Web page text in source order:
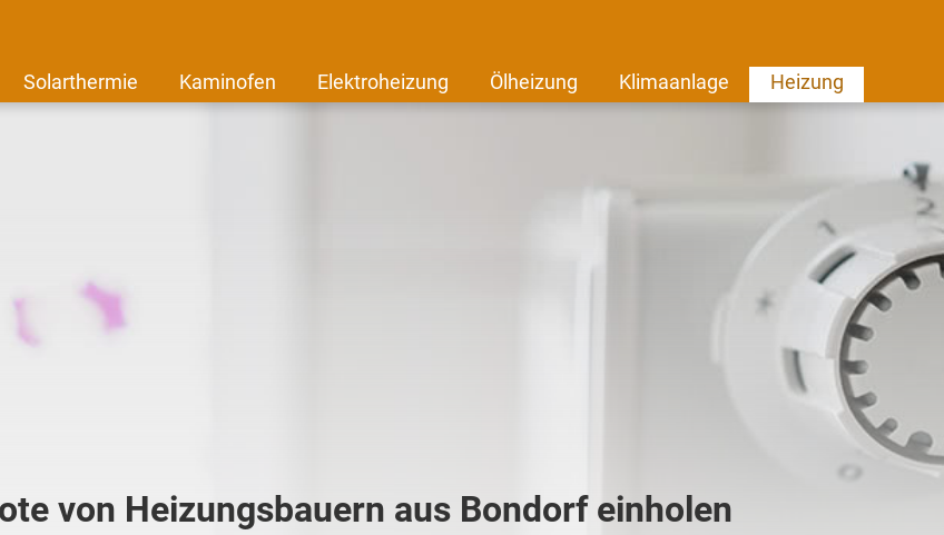
Solarthermie Kaminofen Elektroheizung Ölheizung Klimaanlage Heizung
von Heizungsbauern aus Bondorf einholen